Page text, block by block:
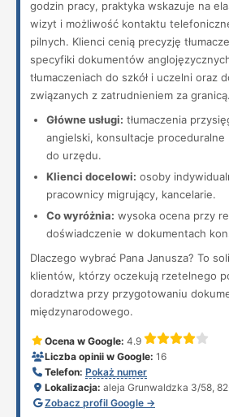
godzin pracy, praktyka wskazuje na
wizyt i możliwość kontaktu
pilnych. Klienci cenią precyzję
specyfiki dokumentów
tłumaczeniach do szkół i uczelni oraz
związanych z zatrudnieniem za granicą.
Główne usługi: tłumaczenia
angielski, konsultacje proceduralne
do urzędu.
Klienci docelowi: osoby
pracownicy migrujący, kancelarie.
Co wyróżnia: wysoka ocena przy
doświadczenie w dokumentach
Dlaczego wybrać Pana Janusza? To
klientów, którzy oczekują rzetelnego
doradztwa przy przygotowaniu
międzynarodowego.
Ocena w Google: 4.9
Liczba opinii w Google: 16
Telefon: Pokaż numer
Lokalizacja: aleja Grunwaldzka 3/58,
Zobacz profil Google →